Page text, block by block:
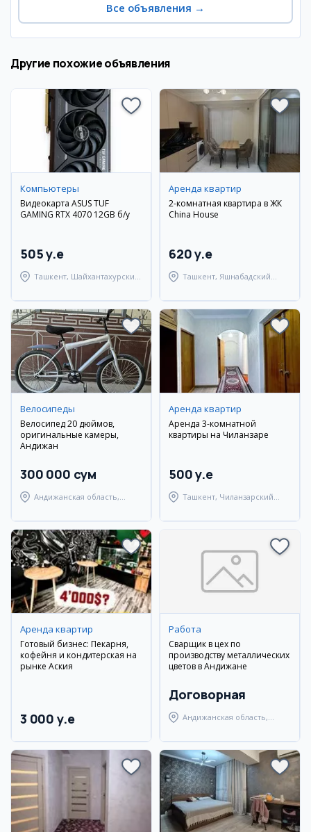
Все объявления →
Другие похожие объявления
Компьютеры
Видеокарта ASUS TUF
GAMING RTX 4070 12GB б/у
505 y.e
Ташкент, Шайхантахурский
Аренда квартир
2-комнатная квартира в ЖК
China House
620 y.e
Ташкент, Яшнабадский
Велосипеды
Велосипед 20 дюймов,
оригинальные камеры,
Андижан
300 000 сум
Андижанская область,
Аренда квартир
Аренда 3-комнатной
квартиры на Чиланзаре
500 y.e
Ташкент, Чиланзарский
Аренда квартир
Готовый бизнес: Пекарня,
кофейня и кондитерская на
рынке Аския
3 000 y.e
Работа
Сварщик в цех по
производству металлических
цветов в Андижане
Договорная
Андижанская область,